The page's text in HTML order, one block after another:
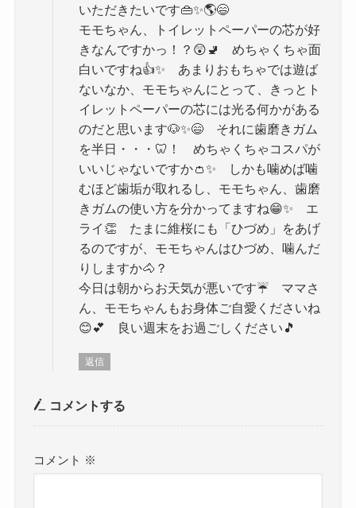
いただきたいです👜✨🌎😄
モモちゃん、トイレットペーパーの芯が好
きなんですかっ！？😲🚽 めちゃくちゃ面
白いですね👍✨ あまりおもちゃでは遊ば
ないなか、モモちゃんにとって、きっとト
イレットペーパーの芯には光る何かがある
のだと思います🐶✨😄 それに歯磨きガム
を半日・・・🦷！ めちゃくちゃコスパが
いいじゃないですか👛✨ しかも噛めば噛
むほど歯垢が取れるし、モモちゃん、歯磨
きガムの使い方を分かってますね😁✨ エ
ライ👏 たまに維桜にも「ひづめ」をあげ
るのですが、モモちゃんはひづめ、噛んだ
りしますか🐴？
今日は朝からお天気が悪いです☔ ママさ
ん、モモちゃんもお身体ご自愛くださいね
😊💕 良い週末をお過ごしください🎵
返信
コメントする
コメント ※